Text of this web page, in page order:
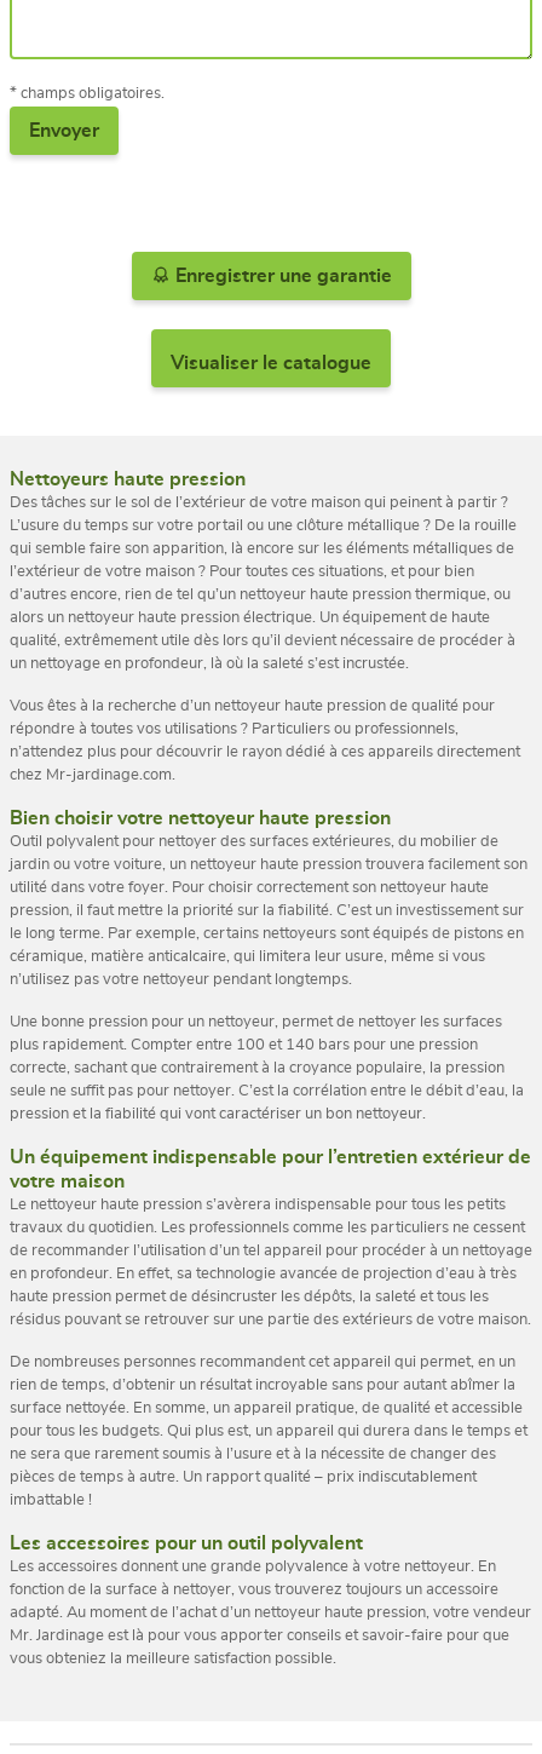
Nettoyeurs haute pression
Des tâches sur le sol de l’extérieur de votre maison qui peinent à partir ?
L’usure du temps sur votre portail ou une clôture métallique ? De la rouille
qui semble faire son apparition, là encore sur les éléments métalliques de
l’extérieur de votre maison ? Pour toutes ces situations, et pour bien
d’autres encore, rien de tel qu’un nettoyeur haute pression thermique, ou
alors un nettoyeur haute pression électrique. Un équipement de haute
qualité, extrêmement utile dès lors qu’il devient nécessaire de procéder à
un nettoyage en profondeur, là où la saleté s’est incrustée.
Vous êtes à la recherche d’un nettoyeur haute pression de qualité pour
répondre à toutes vos utilisations ? Particuliers ou professionnels,
n’attendez plus pour découvrir le rayon dédié à ces appareils directement
chez Mr-jardinage.com.
Bien choisir votre nettoyeur haute pression
Outil polyvalent pour nettoyer des surfaces extérieures, du mobilier de
jardin ou votre voiture, un nettoyeur haute pression trouvera facilement son
utilité dans votre foyer. Pour choisir correctement son nettoyeur haute
pression, il faut mettre la priorité sur la fiabilité. C’est un investissement sur
le long terme. Par exemple, certains nettoyeurs sont équipés de pistons en
céramique, matière anticalcaire, qui limitera leur usure, même si vous
n’utilisez pas votre nettoyeur pendant longtemps.
Une bonne pression pour un nettoyeur, permet de nettoyer les surfaces
plus rapidement. Compter entre 100 et 140 bars pour une pression
correcte, sachant que contrairement à la croyance populaire, la pression
seule ne suffit pas pour nettoyer. C’est la corrélation entre le débit d’eau, la
pression et la fiabilité qui vont caractériser un bon nettoyeur.
Un équipement indispensable pour l’entretien extérieur de
votre maison
Le nettoyeur haute pression s’avèrera indispensable pour tous les petits
travaux du quotidien. Les professionnels comme les particuliers ne cessent
de recommander l’utilisation d’un tel appareil pour procéder à un nettoyage
en profondeur. En effet, sa technologie avancée de projection d’eau à très
haute pression permet de désincruster les dépôts, la saleté et tous les
résidus pouvant se retrouver sur une partie des extérieurs de votre maison.
De nombreuses personnes recommandent cet appareil qui permet, en un
rien de temps, d’obtenir un résultat incroyable sans pour autant abîmer la
surface nettoyée. En somme, un appareil pratique, de qualité et accessible
pour tous les budgets. Qui plus est, un appareil qui durera dans le temps et
ne sera que rarement soumis à l’usure et à la nécessite de changer des
pièces de temps à autre. Un rapport qualité – prix indiscutablement
imbattable !
Les accessoires pour un outil polyvalent
Les accessoires donnent une grande polyvalence à votre nettoyeur. En
fonction de la surface à nettoyer, vous trouverez toujours un accessoire
adapté. Au moment de l’achat d’un nettoyeur haute pression, votre vendeur
Mr. Jardinage est là pour vous apporter conseils et savoir-faire pour que
vous obteniez la meilleure satisfaction possible.
* champs obligatoires.
Enregistrer une garantie
Visualiser le catalogue